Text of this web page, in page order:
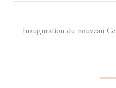
Inauguration du nouveau